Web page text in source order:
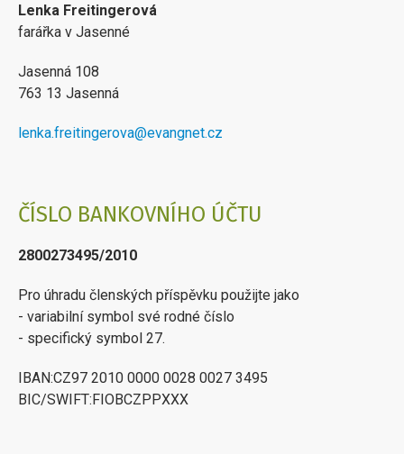
Lenka Freitingerová
farářka v Jasenné
Jasenná 108
763 13 Jasenná
lenka.freitingerova@evangnet.cz
ČÍSLO BANKOVNÍHO ÚČTU
2800273495/2010
Pro úhradu členských příspěvku použijte jako
- variabilní symbol své rodné číslo
- specifický symbol 27.
IBAN:CZ97 2010 0000 0028 0027 3495
BIC/SWIFT:FIOBCZPPXXX